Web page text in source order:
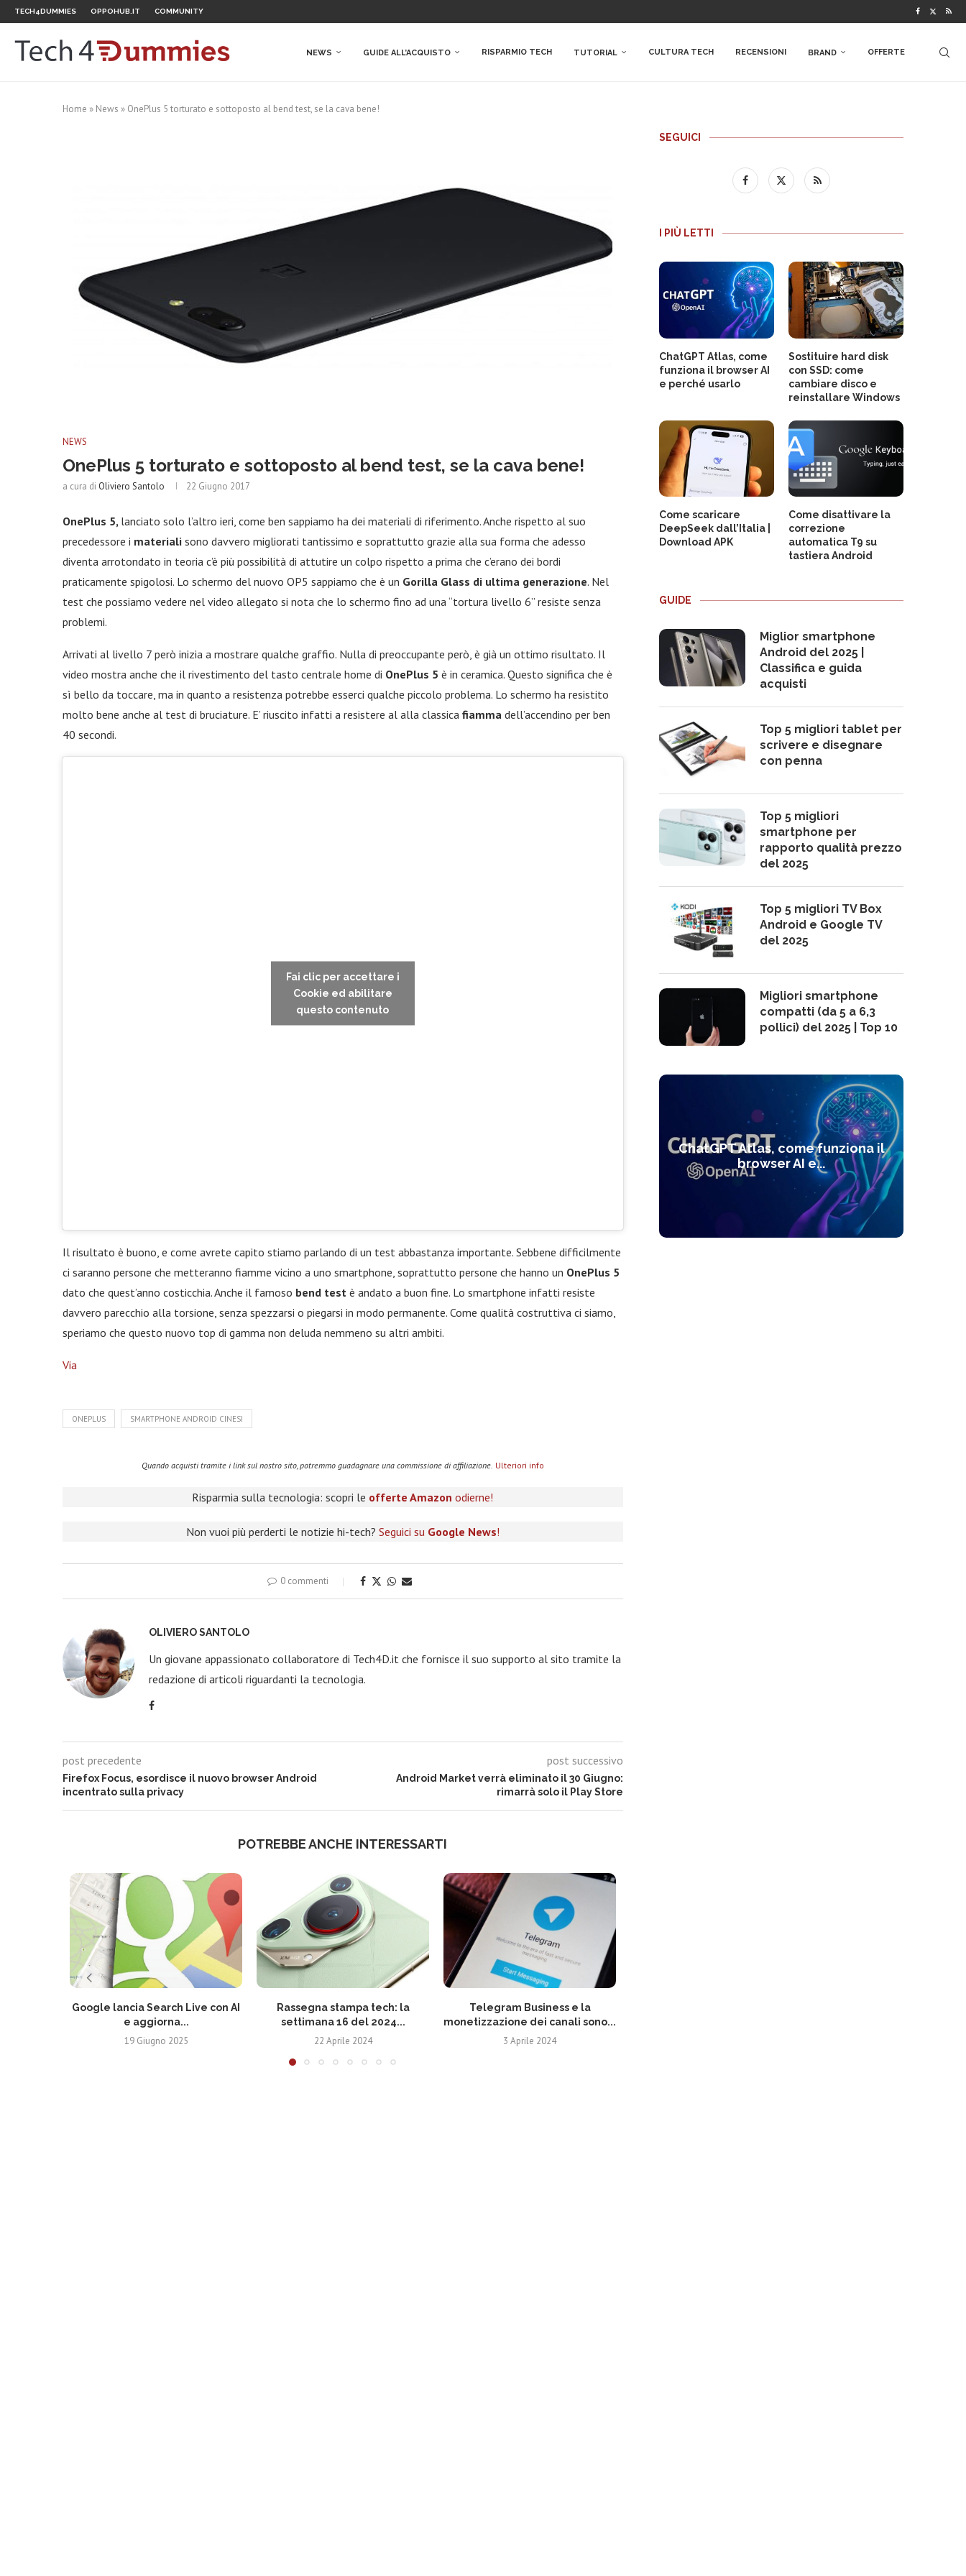
TECH4DUMMIES OPPOHUB.IT COMMUNITY
NEWS GUIDE ALL’ACQUISTO RISPARMIO TECH TUTORIAL CULTURA TECH RECENSIONI BRAND OFFERTE
Home » News » OnePlus 5 torturato e sottoposto al bend test, se la cava bene!
NEWS
OnePlus 5 torturato e sottoposto al bend test, se la cava bene!
a cura di Oliviero Santolo 22 Giugno 2017
OnePlus 5, lanciato solo l’altro ieri, come ben sappiamo ha dei materiali di riferimento. Anche rispetto al suo
precedessore i materiali sono davvero migliorati tantissimo e soprattutto grazie alla sua forma che adesso
diventa arrotondato in teoria c’è più possibilità di attutire un colpo rispetto a prima che c’erano dei bordi
praticamente spigolosi. Lo schermo del nuovo OP5 sappiamo che è un Gorilla Glass di ultima generazione. Nel
test che possiamo vedere nel video allegato si nota che lo schermo fino ad una “tortura livello 6” resiste senza
problemi.
Arrivati al livello 7 però inizia a mostrare qualche graffio. Nulla di preoccupante però, è già un ottimo risultato. Il
video mostra anche che il rivestimento del tasto centrale home di OnePlus 5 è in ceramica. Questo significa che è
sì bello da toccare, ma in quanto a resistenza potrebbe esserci qualche piccolo problema. Lo schermo ha resistito
molto bene anche al test di bruciature. E’ riuscito infatti a resistere al alla classica fiamma dell’accendino per ben
40 secondi.
Fai clic per accettare i
Cookie ed abilitare
questo contenuto
Il risultato è buono, e come avrete capito stiamo parlando di un test abbastanza importante. Sebbene difficilmente
ci saranno persone che metteranno fiamme vicino a uno smartphone, soprattutto persone che hanno un OnePlus 5
dato che quest’anno costicchia. Anche il famoso bend test è andato a buon fine. Lo smartphone infatti resiste
davvero parecchio alla torsione, senza spezzarsi o piegarsi in modo permanente. Come qualità costruttiva ci siamo,
speriamo che questo nuovo top di gamma non deluda nemmeno su altri ambiti.
Via
ONEPLUS SMARTPHONE ANDROID CINESI
Quando acquisti tramite i link sul nostro sito, potremmo guadagnare una commissione di affiliazione. Ulteriori info
Risparmia sulla tecnologia: scopri le offerte Amazon odierne!
Non vuoi più perderti le notizie hi-tech? Seguici su Google News!
0 commenti
OLIVIERO SANTOLO
Un giovane appassionato collaboratore di Tech4D.it che fornisce il suo supporto al sito tramite la
redazione di articoli riguardanti la tecnologia.
post precedente
Firefox Focus, esordisce il nuovo browser Android
incentrato sulla privacy
post successivo
Android Market verrà eliminato il 30 Giugno:
rimarrà solo il Play Store
POTREBBE ANCHE INTERESSARTI
Google lancia Search Live con AI
e aggiorna...
19 Giugno 2025
Rassegna stampa tech: la
settimana 16 del 2024...
22 Aprile 2024
Telegram Business e la
monetizzazione dei canali sono...
3 Aprile 2024
SEGUICI
I PIÙ LETTI
ChatGPT Atlas, come
funziona il browser AI
e perché usarlo
Sostituire hard disk
con SSD: come
cambiare disco e
reinstallare Windows
Come scaricare
DeepSeek dall’Italia |
Download APK
Come disattivare la
correzione
automatica T9 su
tastiera Android
GUIDE
Miglior smartphone
Android del 2025 |
Classifica e guida
acquisti
Top 5 migliori tablet per
scrivere e disegnare
con penna
Top 5 migliori
smartphone per
rapporto qualità prezzo
del 2025
Top 5 migliori TV Box
Android e Google TV
del 2025
Migliori smartphone
compatti (da 5 a 6,3
pollici) del 2025 | Top 10
ChatGPT Atlas, come funziona il
browser AI e...